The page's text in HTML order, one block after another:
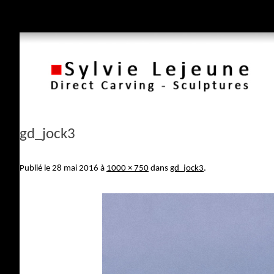
gd_jock3
Publié le 28 mai 2016 à 1000 × 750 dans gd_jock3.